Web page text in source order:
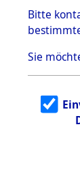
zu
en
g
Bitte
Sie